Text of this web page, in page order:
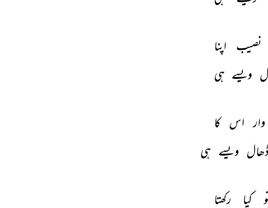
نصیب
اپنا
ویسے ہی
وار اس کا
ویسے ہی
کیا
رکھتا